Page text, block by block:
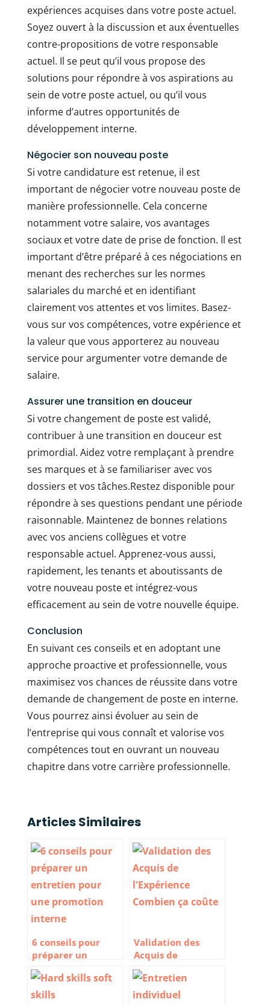
expériences acquises dans votre poste actuel.
Soyez ouvert à la discussion et aux éventuelles
contre-propositions de votre responsable
actuel. Il se peut qu’il vous propose des
solutions pour répondre à vos aspirations au
sein de votre poste actuel, ou qu’il vous
informe d’autres opportunités de
développement interne.
Négocier son nouveau poste
Si votre candidature est retenue, il est
important de négocier votre nouveau poste de
manière professionnelle. Cela concerne
notamment votre salaire, vos avantages
sociaux et votre date de prise de fonction. Il est
important d’être préparé à ces négociations en
menant des recherches sur les normes
salariales du marché et en identifiant
clairement vos attentes et vos limites. Basez-
vous sur vos compétences, votre expérience et
la valeur que vous apporterez au nouveau
service pour argumenter votre demande de
salaire.
Assurer une transition en douceur
Si votre changement de poste est validé,
contribuer à une transition en douceur est
primordial. Aidez votre remplaçant à prendre
ses marques et à se familiariser avec vos
dossiers et vos tâches.Restez disponible pour
répondre à ses questions pendant une période
raisonnable. Maintenez de bonnes relations
avec vos anciens collègues et votre
responsable actuel. Apprenez-vous aussi,
rapidement, les tenants et aboutissants de
votre nouveau poste et intégrez-vous
efficacement au sein de votre nouvelle équipe.
Conclusion
En suivant ces conseils et en adoptant une
approche proactive et professionnelle, vous
maximisez vos chances de réussite dans votre
demande de changement de poste en interne.
Vous pourrez ainsi évoluer au sein de
l’entreprise qui vous connaît et valorise vos
compétences tout en ouvrant un nouveau
chapitre dans votre carrière professionnelle.
Articles Similaires
6 conseils pour
préparer un
entretien pour une
promotion interne
Validation des
Acquis de
l’Expérience :
Combien ça coûte ?